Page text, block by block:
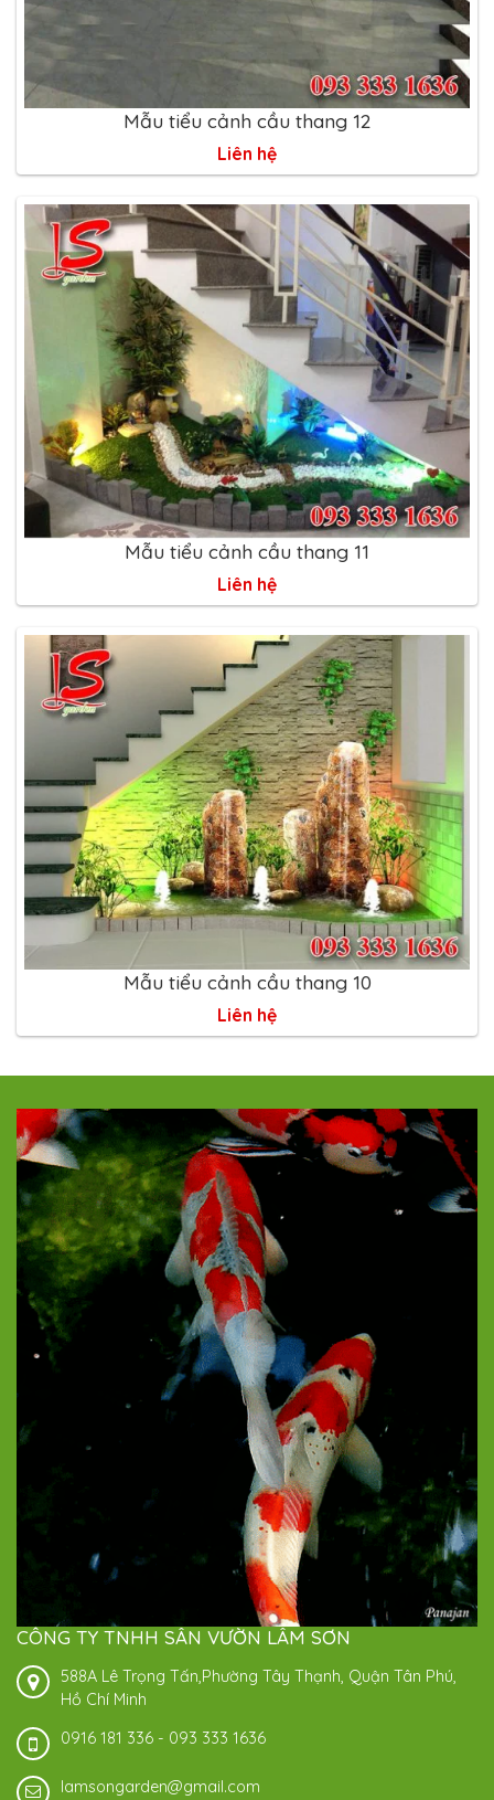
Mẫu tiểu cảnh cầu thang 12
Liên hệ
Mẫu tiểu cảnh cầu thang 11
Liên hệ
Mẫu tiểu cảnh cầu thang 10
Liên hệ
CÔNG TY TNHH SÂN VƯỜN LÂM SƠN
588A Lê Trọng Tấn,Phường Tây Thạnh, Quận Tân Phú,
Hồ Chí Minh
0916 181 336 - 093 333 1636
lamsongarden@gmail.com